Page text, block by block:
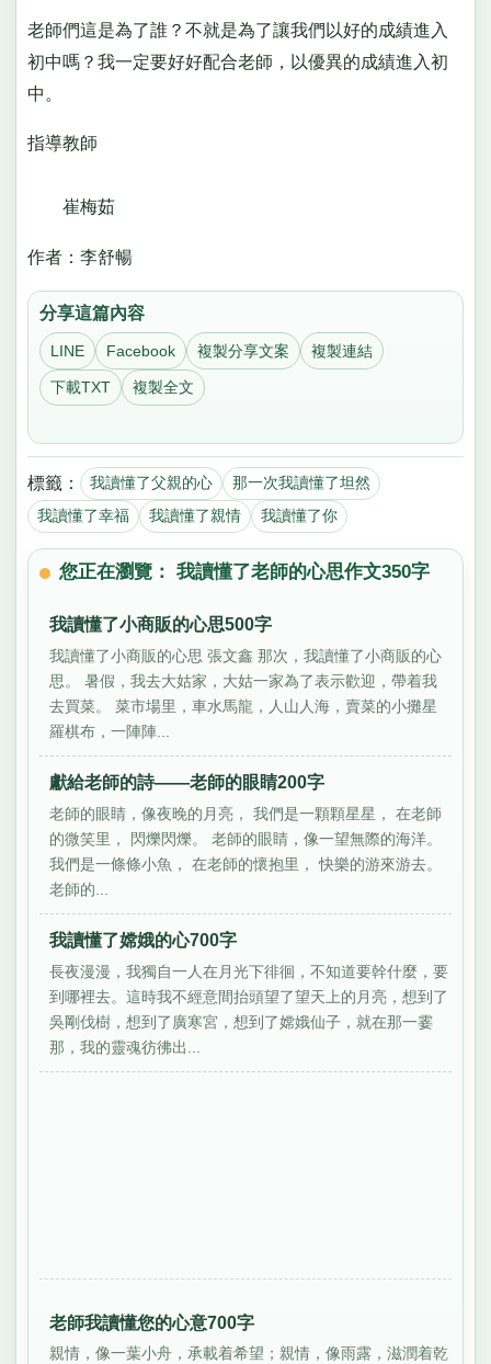
老師們這是為了誰？不就是為了讓我們以好的成績進入
初中嗎？我一定要好好配合老師，以優異的成績進入初
中。
指導教師
崔梅茹
作者：李舒暢
分享這篇內容
LINE Facebook 複製分享文案 複製連結
下載TXT 複製全文
標籤： 我讀懂了父親的心
那一次我讀懂了坦然
我讀懂了幸福
我讀懂了親情 我讀懂了你
您正在瀏覽： 我讀懂了老師的心思作文350字
我讀懂了小商販的心思500字
我讀懂了小商販的心思 張文鑫 那次，我讀懂了小商販的心
思。 暑假，我去大姑家，大姑一家為了表示歡迎，帶着我
去買菜。 菜市場里，車水馬龍，人山人海，賣菜的小攤星
羅棋布，一陣陣...
獻給老師的詩——老師的眼睛200字
老師的眼睛，像夜晚的月亮， 我們是一顆顆星星， 在老師
的微笑里， 閃爍閃爍。 老師的眼睛，像一望無際的海洋。
我們是一條條小魚， 在老師的懷抱里， 快樂的游來游去。
老師的...
我讀懂了嫦娥的心700字
長夜漫漫，我獨自一人在月光下徘徊，不知道要幹什麼，要
到哪裡去。這時我不經意間抬頭望了望天上的月亮，想到了
吳剛伐樹，想到了廣寒宮，想到了嫦娥仙子，就在那一霎
那，我的靈魂彷彿出...
老師我讀懂您的心意700字
親情，像一葉小舟，承載着希望；親情，像雨露，滋潤着乾